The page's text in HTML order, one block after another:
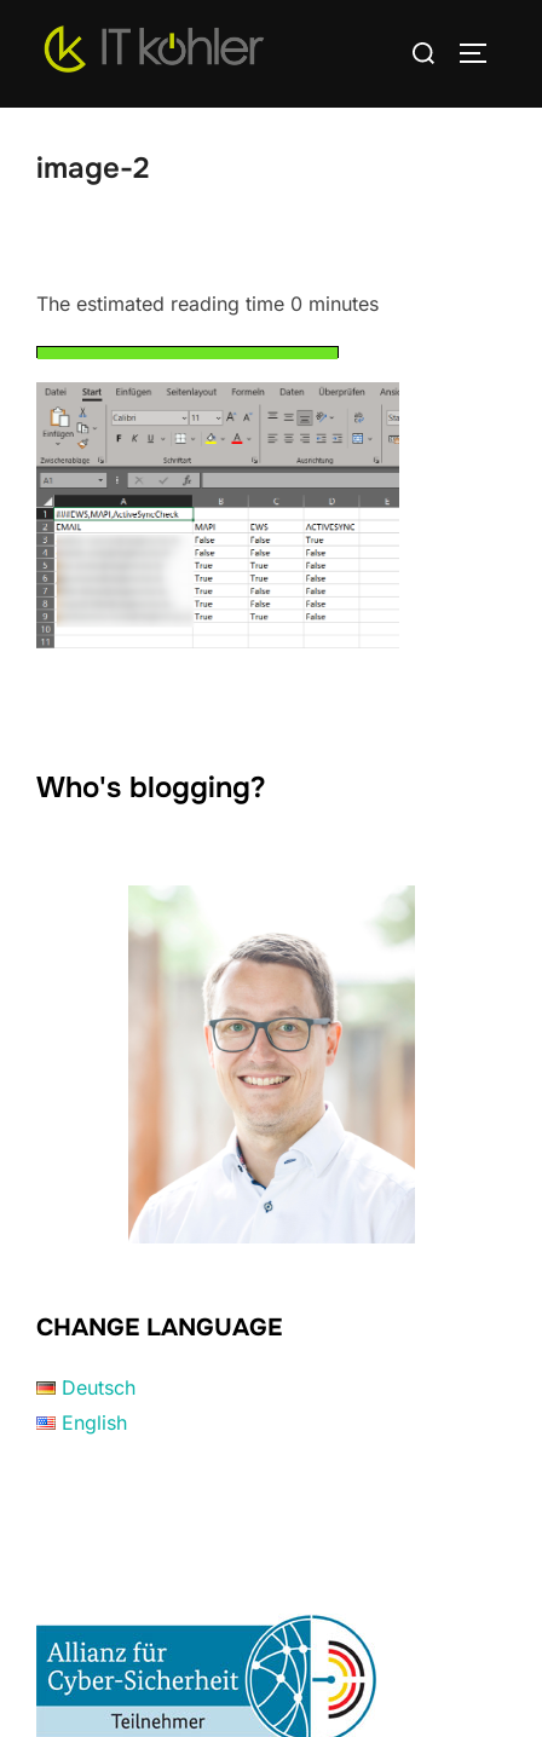
Inhalt
Suchen
image-2
The estimated reading time 0 minutes
Who's blogging?
CHANGE LANGUAGE
Deutsch
English